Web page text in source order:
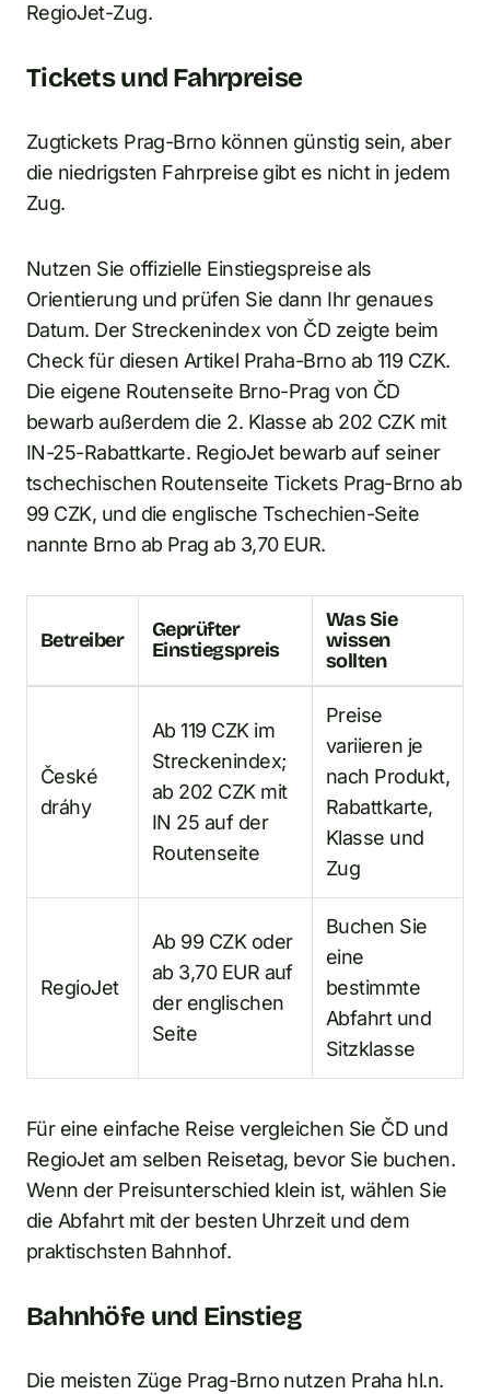
RegioJet-Zug.
Tickets und Fahrpreise
Zugtickets Prag-Brno können günstig sein, aber
die niedrigsten Fahrpreise gibt es nicht in jedem
Zug.
Nutzen Sie offizielle Einstiegspreise als
Orientierung und prüfen Sie dann Ihr genaues
Datum. Der Streckenindex von ČD zeigte beim
Check für diesen Artikel Praha-Brno ab 119 CZK.
Die eigene Routenseite Brno-Prag von ČD
bewarb außerdem die 2. Klasse ab 202 CZK mit
IN-25-Rabattkarte. RegioJet bewarb auf seiner
tschechischen Routenseite Tickets Prag-Brno ab
99 CZK, und die englische Tschechien-Seite
nannte Brno ab Prag ab 3,70 EUR.
Betreiber
Geprüfter
Einstiegspreis
Was Sie
wissen
sollten
České
dráhy
Ab 119 CZK im
Streckenindex;
ab 202 CZK mit
IN 25 auf der
Routenseite
Preise
variieren je
nach Produkt,
Rabattkarte,
Klasse und
Zug
RegioJet
Ab 99 CZK oder
ab 3,70 EUR auf
der englischen
Seite
Buchen Sie
eine
bestimmte
Abfahrt und
Sitzklasse
Für eine einfache Reise vergleichen Sie ČD und
RegioJet am selben Reisetag, bevor Sie buchen.
Wenn der Preisunterschied klein ist, wählen Sie
die Abfahrt mit der besten Uhrzeit und dem
praktischsten Bahnhof.
Bahnhöfe und Einstieg
Die meisten Züge Prag-Brno nutzen Praha hl.n.